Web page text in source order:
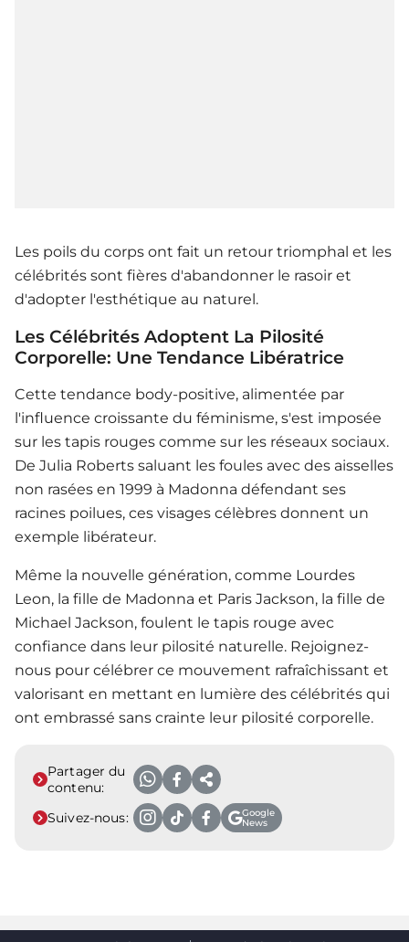
Les poils du corps ont fait un retour triomphal et les
célébrités sont fières d'abandonner le rasoir et
d'adopter l'esthétique au naturel.
Les Célébrités Adoptent La Pilosité
Corporelle: Une Tendance Libératrice
Cette tendance body-positive, alimentée par
l'influence croissante du féminisme, s'est imposée
sur les tapis rouges comme sur les réseaux sociaux.
De Julia Roberts saluant les foules avec des aisselles
non rasées en 1999 à Madonna défendant ses
racines poilues, ces visages célèbres donnent un
exemple libérateur.
Même la nouvelle génération, comme Lourdes
Leon, la fille de Madonna et Paris Jackson, la fille de
Michael Jackson, foulent le tapis rouge avec
confiance dans leur pilosité naturelle. Rejoignez-
nous pour célébrer ce mouvement rafraîchissant et
valorisant en mettant en lumière des célébrités qui
ont embrassé sans crainte leur pilosité corporelle.
Partager du
contenu:
Suivez-nous:
Google
News